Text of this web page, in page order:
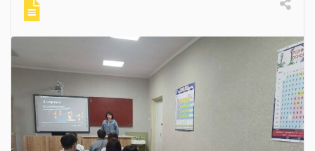
години, під час яких студенти здійснили
віртуальну подорож до музею митця, де
кожен зміг побачити неймовірну
філігранність витинанок, графіки […]